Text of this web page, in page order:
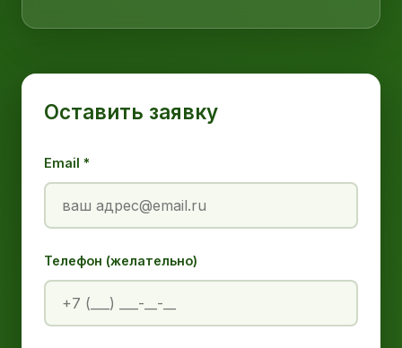
Оставить заявку
Email *
Телефон (желательно)